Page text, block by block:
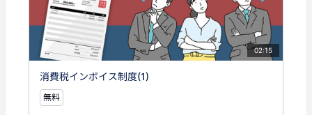
02:15
消費税インボイス制度(1)
無料